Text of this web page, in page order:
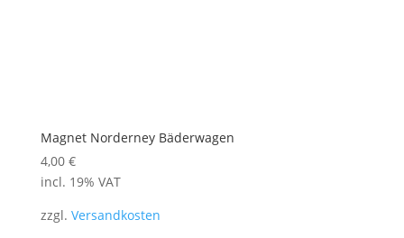
Magnet Norderney Bäderwagen
4,00 €
incl. 19% VAT
zzgl. Versandkosten